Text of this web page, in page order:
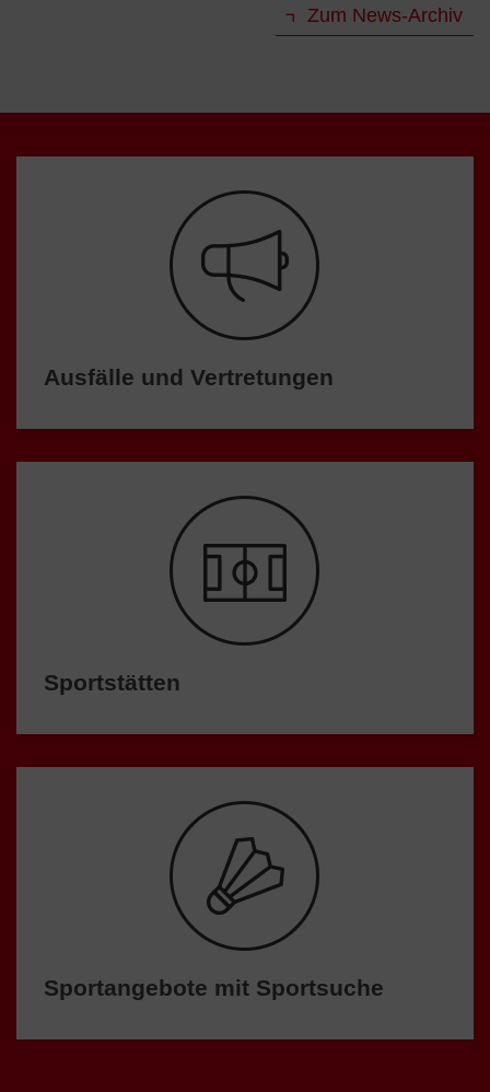
Zum News-Archiv
Ausfälle und Vertretungen
Sportstätten
Sportangebote mit Sportsuche